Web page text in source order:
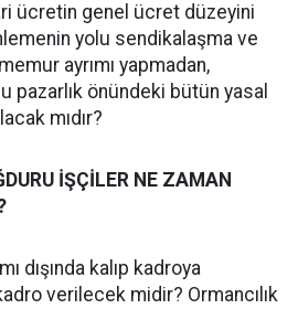
ücretin genel ücret düzeyini
yolu sendikalaşma ve
ayrımı yapmadan,
pazarlık önündeki bütün yasal
mıdır?
İŞÇİLER NE ZAMAN
dışında kalıp kadroya
verilecek midir? Ormancılık